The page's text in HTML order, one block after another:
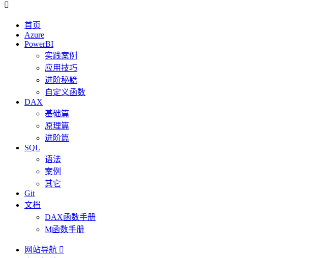

首页
Azure
PowerBI
实践案例
应用技巧
进阶秘籍
自定义函数
DAX
基础篇
原理篇
进阶篇
SQL
语法
案例
其它
Git
文档
DAX函数手册
M函数手册
网站导航 